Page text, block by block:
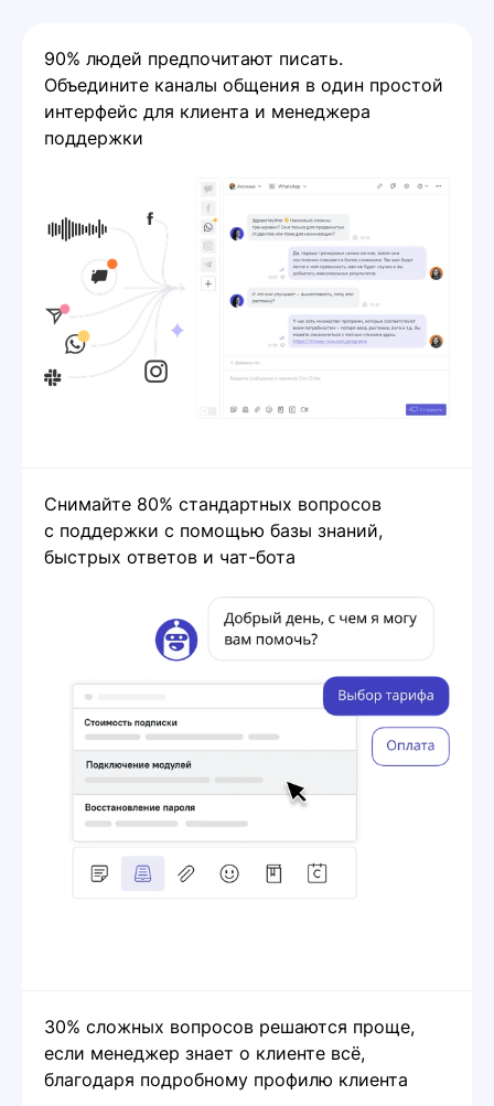
90% людей предпочитают писать.
Объедините каналы общения в один простой
интерфейс для клиента и менеджера
поддержки
Снимайте 80% стандартных вопросов
с поддержки с помощью базы знаний,
быстрых ответов и чат-бота
30% сложных вопросов решаются проще,
если менеджер знает о клиенте всё,
благодаря подробному профилю клиента